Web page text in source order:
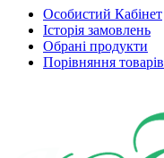
Особистий Кабінет
Історія замовлень
Обрані продукти
Порівняння товарів